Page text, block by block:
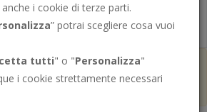
sempre aperti
del sabato
i cookie di terze parti.
” potrai scegliere cosa vuoi
tutti" o "Personalizza"
i cookie strettamente necessari